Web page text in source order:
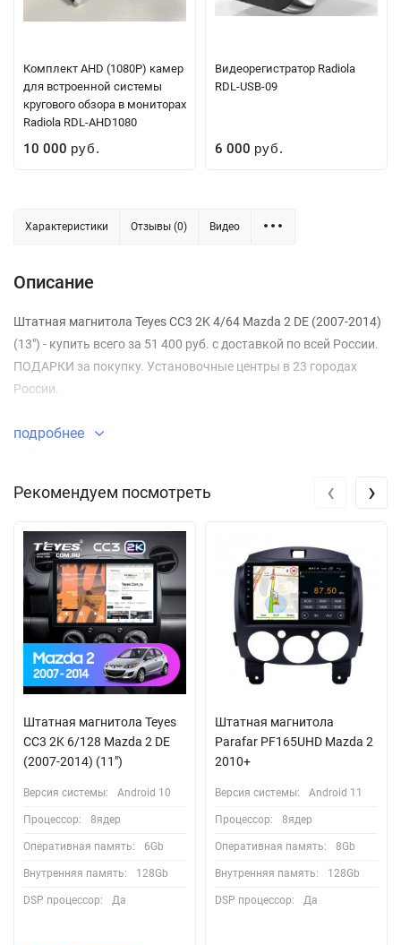
Комплект AHD (1080P) камер
для встроенной системы
кругового обзора в мониторах
Radiola RDL-AHD1080
10 000 руб.
Видеорегистратор Radiola
RDL-USB-09
6 000 руб.
Характеристики Отзывы (0) Видео
Описание
Штатная магнитола Teyes CC3 2K 4/64 Mazda 2 DE (2007-2014)
(13") - купить всего за 51 400 руб. с доставкой по всей России.
ПОДАРКИ за покупку. Установочные центры в 23 городах
России.
подробнее
Рекомендуем посмотреть
Штатная магнитола Teyes
CC3 2K 6/128 Mazda 2 DE
(2007-2014) (11")
Версия системы: Android 10
Процессор: 8ядер
Оперативная память: 6Gb
Внутренняя память: 128Gb
DSP процессор: Да
Штатная магнитола
Parafar PF165UHD Mazda 2
2010+
Версия системы: Android 11
Процессор: 8ядер
Оперативная память: 8Gb
Внутренняя память: 128Gb
DSP процессор: Да
‹ ›